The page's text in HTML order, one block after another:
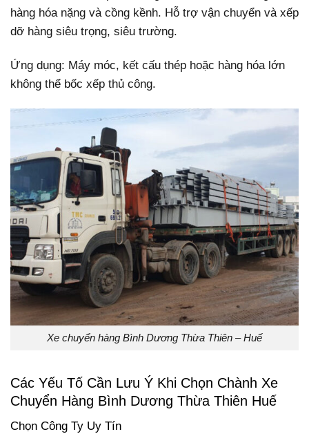
hàng hóa nặng và cồng kềnh. Hỗ trợ vận chuyển và xếp
dỡ hàng siêu trọng, siêu trường.
Ứng dụng: Máy móc, kết cấu thép hoặc hàng hóa lớn
không thể bốc xếp thủ công.
Xe chuyển hàng Bình Dương Thừa Thiên – Huế
Các Yếu Tố Cần Lưu Ý Khi Chọn Chành Xe
Chuyển Hàng Bình Dương Thừa Thiên Huế
Chọn Công Ty Uy Tín